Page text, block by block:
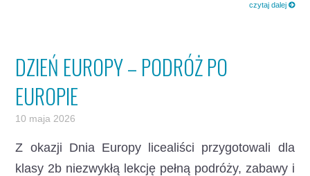
czytaj dalej
DZIEŃ EUROPY – PODRÓŻ PO
EUROPIE
10 maja 2026
Z okazji Dnia Europy licealiści przygotowali dla
klasy 2b niezwykłą lekcję pełną podróży, zabawy i